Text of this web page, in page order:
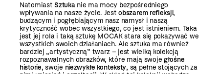
NatomiastSztukanie ma mocy bezpośredniego
wpływania na nasze życie. Jestobszarem refleksji,
budzącym i pogłębiającym nasz namysł i naszą
krytyczność wobec wszystkiego, co jest istnieniem. Taka
jest jej rola i taką sztukę MOCAK stara się pokazywać we
wszystkich swoich działaniach. Ale sztuka ma również
bardziej „artystyczną” twarz – jest wielką kolekcją
rozpoznawalnych obrazków, które mają swoje głośne
historie, swoje niezwykłe konteksty, są pełne stojących za